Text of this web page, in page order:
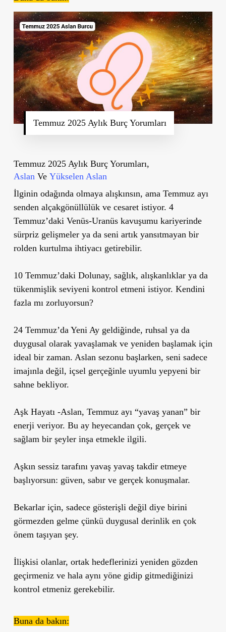
Temmuz 2025 Aylık Burç Yorumları
Temmuz 2025 Aylık Burç Yorumları,
Aslan Ve Yükselen Aslan
İlginin odağında olmaya alışkınsın, ama Temmuz ayı
senden alçakgönüllülük ve cesaret istiyor. 4
Temmuz’daki Venüs-Uranüs kavuşumu kariyerinde
sürpriz gelişmeler ya da seni artık yansıtmayan bir
rolden kurtulma ihtiyacı getirebilir.
10 Temmuz’daki Dolunay, sağlık, alışkanlıklar ya da
tükenmişlik seviyeni kontrol etmeni istiyor. Kendini
fazla mı zorluyorsun?
24 Temmuz’da Yeni Ay geldiğinde, ruhsal ya da
duygusal olarak yavaşlamak ve yeniden başlamak için
ideal bir zaman. Aslan sezonu başlarken, seni sadece
imajınla değil, içsel gerçeğinle uyumlu yepyeni bir
sahne bekliyor.
Aşk Hayatı -Aslan, Temmuz ayı “yavaş yanan” bir
enerji veriyor. Bu ay heyecandan çok, gerçek ve
sağlam bir şeyler inşa etmekle ilgili.
Aşkın sessiz tarafını yavaş yavaş takdir etmeye
başlıyorsun: güven, sabır ve gerçek konuşmalar.
Bekarlar için, sadece gösterişli değil diye birini
görmezden gelme çünkü duygusal derinlik en çok
önem taşıyan şey.
İlişkisi olanlar, ortak hedeflerinizi yeniden gözden
geçirmeniz ve hala aynı yöne gidip gitmediğinizi
kontrol etmeniz gerekebilir.
Buna da bakın: